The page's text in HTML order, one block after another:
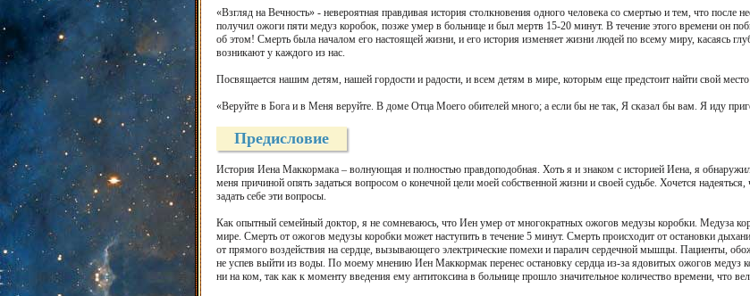
«Взгляд на Вечность» - невероятная правдивая история столкновения одного человека со смертью и тем, что
получил ожоги пяти медуз коробок, позже умер в больнице и был мертв 15-20 минут. В течение этого времени он
об этом! Смерть была началом его настоящей жизни, и его история изменяет жизни людей по всему миру, касаясь
возникают у каждого из нас.
Посвящается нашим детям, нашей гордости и радости, и всем детям в мире, которым еще предстоит найти свой
«Веруйте в Бога и в Меня веруйте. В доме Отца Моего обителей много; а если бы не так, Я сказал бы вам. Я иду
Предисловие
История Иена Маккормака – волнующая и полностью правдоподобная. Хоть я и знаком с историей Иена, я
меня причиной опять задаться вопросом о конечной цели моей собственной жизни и своей судьбе. Хочется
задать себе эти вопросы.
Как опытный семейный доктор, я не сомневаюсь, что Иен умер от многократных ожогов медузы коробки. Медуза
мире. Смерть от ожогов медузы коробки может наступить в течение 5 минут. Смерть происходит от остановки
от прямого воздействия на сердце, вызывающего электрические помехи и паралич сердечной мышцы. Пациенты,
не успев выйти из воды. По моему мнению Иен Маккормак перенес остановку сердца из-за ядовитых ожогов медуз
ни на ком, так как к моменту введения ему антитоксина в больнице прошло значительное количество времени, что